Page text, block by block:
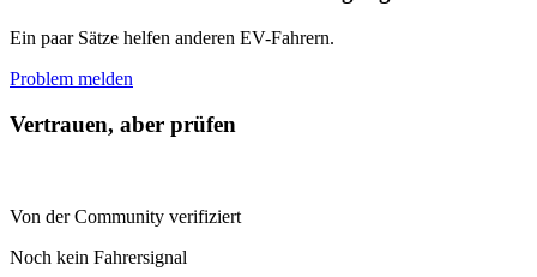
Ein paar Sätze helfen anderen EV-Fahrern.
Problem melden
Vertrauen, aber prüfen
Von der Community verifiziert
Noch kein Fahrersignal